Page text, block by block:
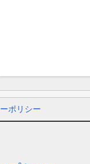
ポリシー